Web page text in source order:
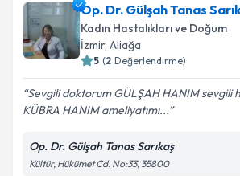
Op. Dr. Ceysu Kocahakimoğluiçin
talebi oluşturun. Size bu uzmandan
için bir takvim hazırlandığında e-
bilgilendireceğiz.
E-posta Adresiniz
Kişisel verilerimin işlenmesine
Op. Dr. Gülşah Tanas
Kadın Hastalıkları ve Doğum
İzmir, Aliağa
5 (2 Değerlendirme)
Sevgili doktorum GÜLŞAH HANIM sevgili
KÜBRA HANIM ameliyatımı...
Op. Dr. Gülşah Tanas Sarıkaş
Kültür, Hükümet Cd. No:33, 35800